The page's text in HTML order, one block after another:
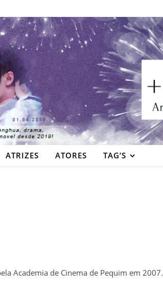
ATRIZES ATORES TAG’S
Academia de Cinema de Pequim em 2007.